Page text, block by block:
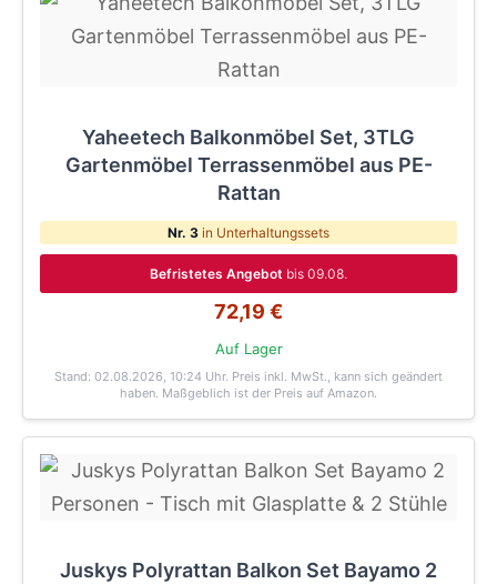
Yaheetech Balkonmöbel Set, 3TLG
Gartenmöbel Terrassenmöbel aus PE-
Rattan
Nr. 3 in Unterhaltungssets
Befristetes Angebot bis 09.08.
72,19 €
Auf Lager
Stand: 02.08.2026, 10:24 Uhr. Preis inkl. MwSt., kann sich geändert
haben. Maßgeblich ist der Preis auf Amazon.
Juskys Polyrattan Balkon Set Bayamo 2